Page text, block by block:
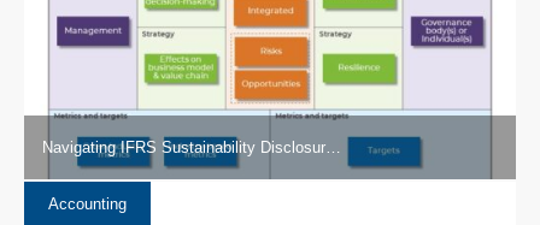
Navigating IFRS Sustainability Disclosur…
Accounting